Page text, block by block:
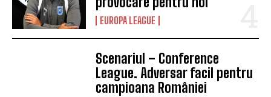
EUROPA LEAGUE
Scenariul – Conference
League. Adversar facil pentru
campioana României